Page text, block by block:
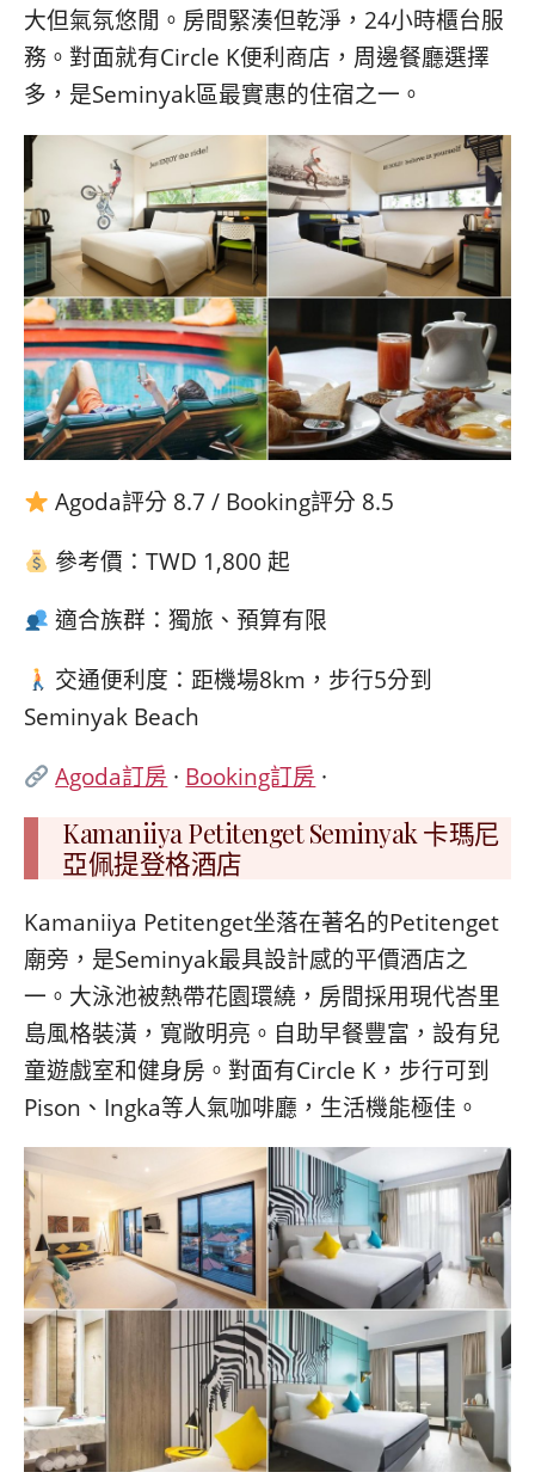
大但氣氛悠閒。房間緊湊但乾淨，24小時櫃台服
務。對面就有Circle K便利商店，周邊餐廳選擇
多，是Seminyak區最實惠的住宿之一。
Agoda評分 8.7 / Booking評分 8.5
參考價：TWD 1,800 起
適合族群：獨旅、預算有限
交通便利度：距機場8km，步行5分到
Seminyak Beach
Agoda訂房 · Booking訂房 ·
Kamaniiya Petitenget Seminyak 卡瑪尼
亞佩提登格酒店
Kamaniiya Petitenget坐落在著名的Petitenget
廟旁，是Seminyak最具設計感的平價酒店之
一。大泳池被熱帶花園環繞，房間採用現代峇里
島風格裝潢，寬敞明亮。自助早餐豐富，設有兒
童遊戲室和健身房。對面有Circle K，步行可到
Pison、Ingka等人氣咖啡廳，生活機能極佳。